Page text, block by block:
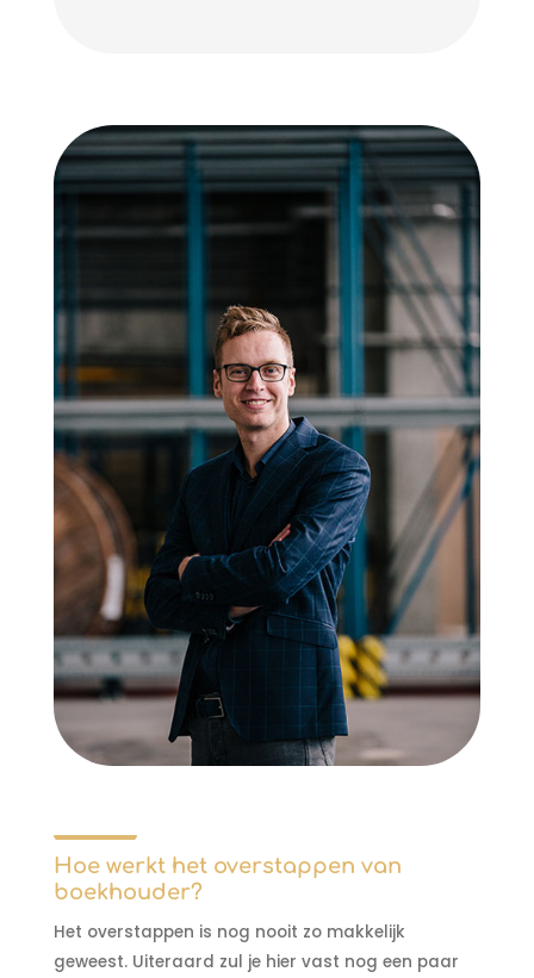
Hoe werkt het overstappen van
boekhouder?
Het overstappen is nog nooit zo makkelijk
geweest. Uiteraard zul je hier vast nog een paar